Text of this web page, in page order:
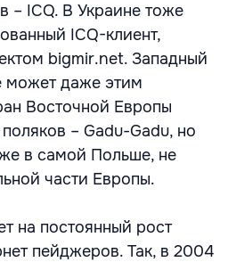
– ICQ. В Украине тоже
ICQ-клиент,
bigmir.net. Западный
может даже этим
Восточной Европы
– Gadu-Gadu, но
в самой Польше, не
части Европы.
на постоянный рост
пейджеров. Так, в 2004